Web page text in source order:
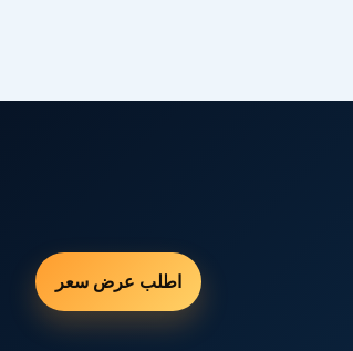
اطلب عرض سعر